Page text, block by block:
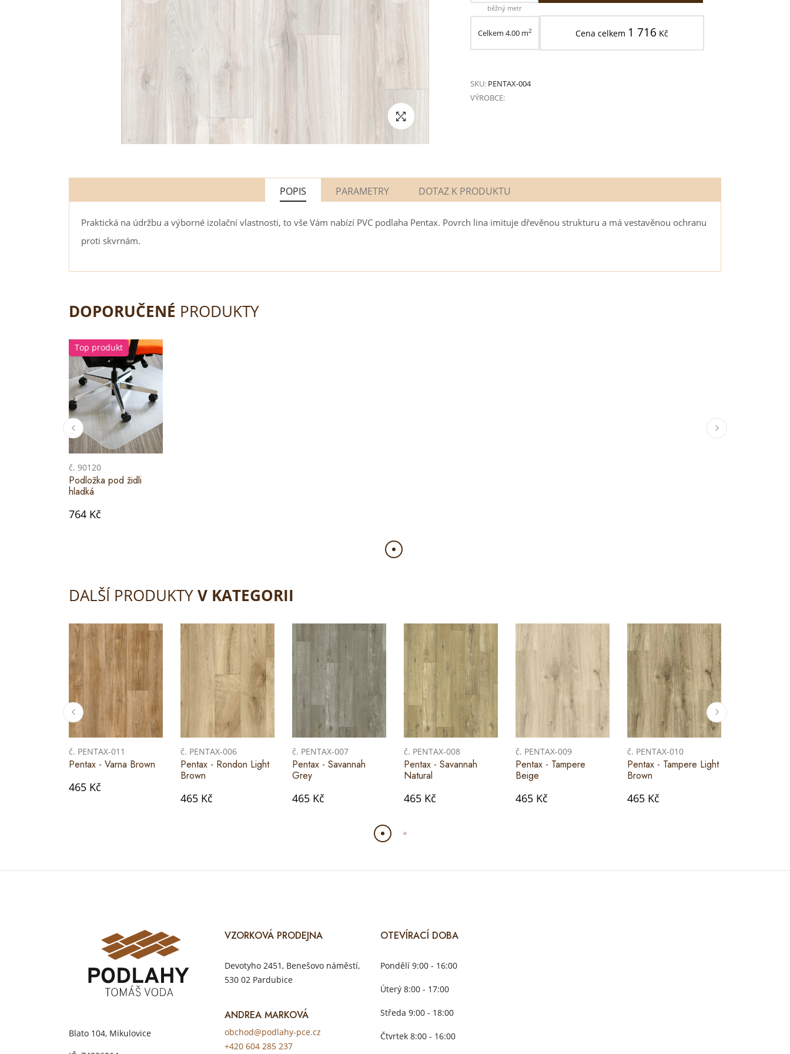
běžný metr
Celkem 4.00m2 Cena celkem 1 716 Kč
SKU: PENTAX-004
VÝROBCE:
POPIS PARAMETRY DOTAZ K PRODUKTU
Praktická na údržbu a výborné izolační vlastnosti, to vše Vám nabízí PVC podlaha Pentax. Povrch lina imituje dřevěnou strukturu a má vestavěnou ochranu
proti skvrnám.
DOPORUČENÉ PRODUKTY
Top produkt
č. 90120
Podložka pod židli
hladká
764 Kč
DALŠÍ PRODUKTYV KATEGORII
č. PENTAX-011
Pentax - Varna Brown
465 Kč
č. PENTAX-006
Pentax - Rondon Light
Brown
465 Kč
č. PENTAX-007
Pentax - Savannah
Grey
465 Kč
č. PENTAX-008
Pentax - Savannah
Natural
465 Kč
č. PENTAX-009
Pentax - Tampere
Beige
465 Kč
č. PENTAX-010
Pentax - Tampere Light
Brown
465 Kč
Blato 104, Mikulovice
VZORKOVÁ PRODEJNA
Devotyho 2451, Benešovo náměstí,
530 02 Pardubice
ANDREA MARKOVÁ
obchod@podlahy-pce.cz
+420 604 285 237
OTEVÍRACÍ DOBA
Pondělí 9:00 - 16:00
Úterý 8:00 - 17:00
Středa 9:00 - 18:00
Čtvrtek 8:00 - 16:00